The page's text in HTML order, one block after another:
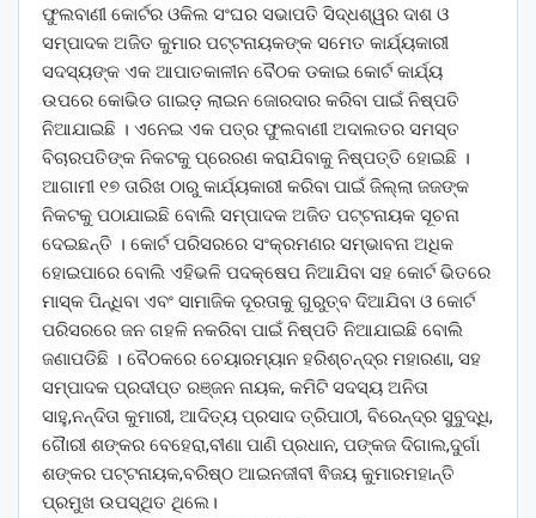
ଫୁଲବାଣୀ କୋର୍ଟର ଓକିଲ ସଂଘର ସଭାପତି ସିଦ୍ଧଶ୍ୱର ଦାଶ ଓ
ସମ୍ପାଦକ ଅଜିତ କୁମାର ପଟ୍ଟନାୟକଙ୍କ ସମେତ କାର୍ଯ୍ୟକାରୀ
ସଦସ୍ୟଙ୍କ ଏକ ଆପାତକାଳୀନ ବୈଠକ ଡକାଇ କୋର୍ଟ କାର୍ଯ୍ୟ
ଉପରେ କୋଭିଡ ଗାଇଡ଼ ଲାଇନ ଜୋରଦାର କରିବା ପାଇଁ ନିଷ୍ପତି
ନିଆଯାଇଛି । ଏନେଇ ଏକ ପତ୍ର ଫୁଲବାଣୀ ଅଦାଲତର ସମସ୍ତ
ବିଚାରପତିଙ୍କ ନିକଟକୁ ପ୍ରେରଣ କରାଯିବାକୁ ନିଷ୍ପତ୍ତି ହୋଇଛି ।
ଆଗାମୀ ୧୭ ତାରିଖ ଠାରୁ କାର୍ଯ୍ୟକାରୀ କରିବା ପାଇଁ ଜିଲ୍ଲା ଜଜଙ୍କ
ନିକଟକୁ ପଠାଯାଇଛି ବୋଲି ସମ୍ପାଦକ ଅଜିତ ପଟ୍ଟନାୟକ ସୂଚନା
ଦେଇଛନ୍ତି । କୋର୍ଟ ପରିସରରେ ସଂକ୍ରମଣର ସମ୍ଭାବନା ଅଧିକ
ହୋଇପାରେ ବୋଲି ଏହିଭଳି ପଦକ୍ଷେପ ନିଆଯିବା ସହ କୋର୍ଟ ଭିତରେ
ମାସ୍କ ପିନ୍ଧିବା ଏବଂ ସାମାଜିକ ଦୂରତାକୁ ଗୁରୁତ୍ବ ଦିଆଯିବା ଓ କୋର୍ଟ
ପରିସରରେ ଜନ ଗହଳି ନକରିବା ପାଇଁ ନିଷ୍ପତି ନିଆଯାଇଛି ବୋଲି
ଜଣାପଡିଛି । ବୈଠକରେ ଚେୟାରମ୍ୟାନ ହରିଶ୍ଚନ୍ଦ୍ର ମହାରଣା, ସହ
ସମ୍ପାଦକ ପ୍ରଦୀପ୍ତ ରଞ୍ଜନ ନାୟକ, କମିଟି ସଦସ୍ୟ ଅନିତା
ସାହୁ,ନନ୍ଦିତା କୁମାରୀ, ଆଦିତ୍ୟ ପ୍ରସାଦ ତ୍ରିପାଠୀ, ବିରେନ୍ଦ୍ର ସୁବୁଦ୍ଧି,
ଗୋୖରୀ ଶଙ୍କର ବେହେରା,ବୀଣା ପାଣି ପ୍ରଧାନ, ପଙ୍କଜ ଦିଗାଲ,ଦୁର୍ଗା
ଶଙ୍କର ପଟ୍ଟନାୟକ,ବରିଷ୍ଠ ଆଇନଜୀବୀ ଵିଜୟ କୁମାରମହାନ୍ତି
ପ୍ରମୁଖ ଉପସ୍ଥିତ ଥିଲେ।